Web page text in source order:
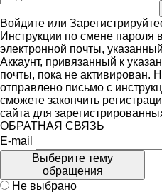
Войдите или
Инструкции по смене пароля
электронной почты,
Аккаунт, привязанный к
почты, пока не активирован.
отправлено письмо с
сможете закончить
сайта для
ОБРАТНАЯ СВЯЗЬ
E-mail
Выберите тему
обращения
Не выбрано